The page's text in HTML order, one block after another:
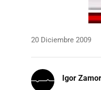
20 Diciembre 2009
Igor